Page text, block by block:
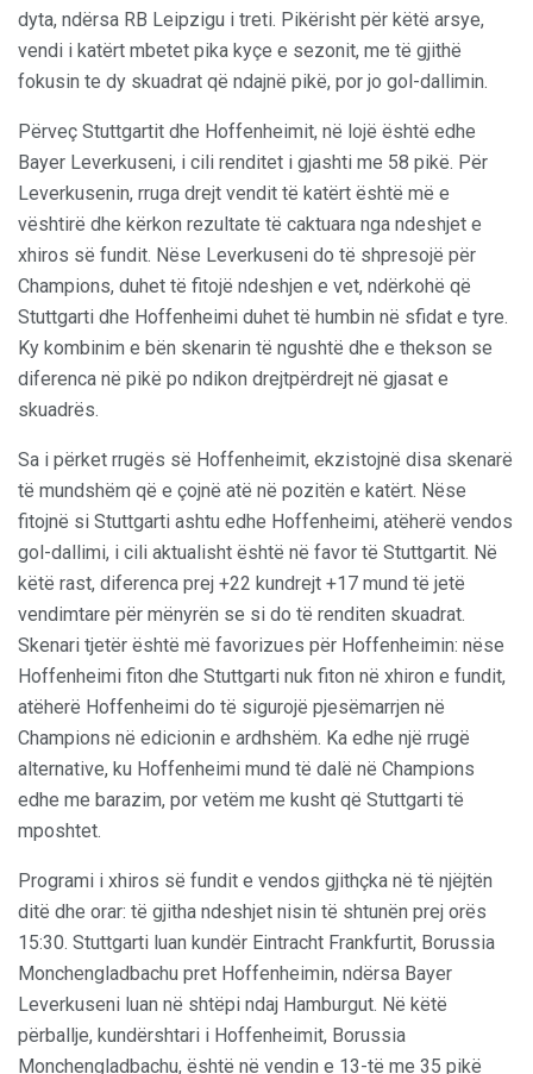
dyta, ndërsa RB Leipzigu i treti. Pikërisht për këtë arsye,
vendi i katërt mbetet pika kyçe e sezonit, me të gjithë
fokusin te dy skuadrat që ndajnë pikë, por jo gol-dallimin.
Përveç Stuttgartit dhe Hoffenheimit, në lojë është edhe
Bayer Leverkuseni, i cili renditet i gjashti me 58 pikë. Për
Leverkusenin, rruga drejt vendit të katërt është më e
vështirë dhe kërkon rezultate të caktuara nga ndeshjet e
xhiros së fundit. Nëse Leverkuseni do të shpresojë për
Champions, duhet të fitojë ndeshjen e vet, ndërkohë që
Stuttgarti dhe Hoffenheimi duhet të humbin në sfidat e tyre.
Ky kombinim e bën skenarin të ngushtë dhe e thekson se
diferenca në pikë po ndikon drejtpërdrejt në gjasat e
skuadrës.
Sa i përket rrugës së Hoffenheimit, ekzistojnë disa skenarë
të mundshëm që e çojnë atë në pozitën e katërt. Nëse
fitojnë si Stuttgarti ashtu edhe Hoffenheimi, atëherë vendos
gol-dallimi, i cili aktualisht është në favor të Stuttgartit. Në
këtë rast, diferenca prej +22 kundrejt +17 mund të jetë
vendimtare për mënyrën se si do të renditen skuadrat.
Skenari tjetër është më favorizues për Hoffenheimin: nëse
Hoffenheimi fiton dhe Stuttgarti nuk fiton në xhiron e fundit,
atëherë Hoffenheimi do të sigurojë pjesëmarrjen në
Champions në edicionin e ardhshëm. Ka edhe një rrugë
alternative, ku Hoffenheimi mund të dalë në Champions
edhe me barazim, por vetëm me kusht që Stuttgarti të
mposhtet.
Programi i xhiros së fundit e vendos gjithçka në të njëjtën
ditë dhe orar: të gjitha ndeshjet nisin të shtunën prej orës
15:30. Stuttgarti luan kundër Eintracht Frankfurtit, Borussia
Monchengladbachu pret Hoffenheimin, ndërsa Bayer
Leverkuseni luan në shtëpi ndaj Hamburgut. Në këtë
përballje, kundërshtari i Hoffenheimit, Borussia
Monchengladbachu, është në vendin e 13-të me 35 pikë